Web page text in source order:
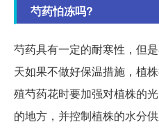
芍药怕冻吗?
芍药具有一定的耐寒性，但
天如果不做好保温措施，植
殖芍药花时要加强对植株的
的地方，并控制植株的水分